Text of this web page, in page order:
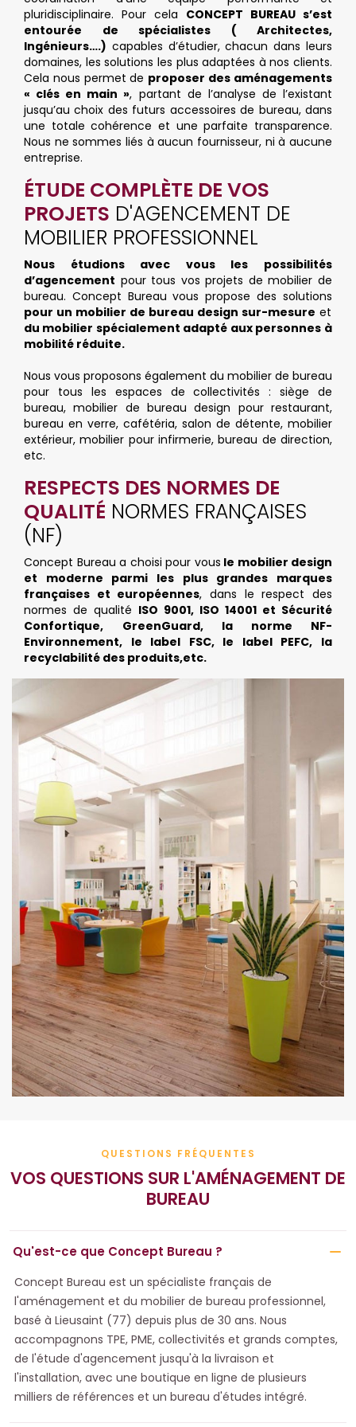
pluridisciplinaire. Pour cela CONCEPT BUREAU s’est
entourée de spécialistes ( Architectes,
Ingénieurs….) capables d’étudier, chacun dans leurs
domaines, les solutions les plus adaptées à nos clients.
Cela nous permet de proposer des aménagements
« clés en main », partant de l’analyse de l’existant
jusqu’au choix des futurs accessoires de bureau, dans
une totale cohérence et une parfaite transparence.
Nous ne sommes liés à aucun fournisseur, ni à aucune
entreprise.
ÉTUDE COMPLÈTE DE VOS
PROJETS D'AGENCEMENT DE
MOBILIER PROFESSIONNEL
Nous étudions avec vous les possibilités
d’agencement pour tous vos projets de mobilier de
bureau. Concept Bureau vous propose des solutions
pour un mobilier de bureau design sur-mesure et
du mobilier spécialement adapté aux personnes à
mobilité réduite.
Nous vous proposons également du mobilier de bureau
pour tous les espaces de collectivités : siège de
bureau, mobilier de bureau design pour restaurant,
bureau en verre, cafétéria, salon de détente, mobilier
extérieur, mobilier pour infirmerie, bureau de direction,
etc.
RESPECTS DES NORMES DE
QUALITÉ NORMES FRANÇAISES
(NF)
Concept Bureau a choisi pour vous le mobilier design
et moderne parmi les plus grandes marques
françaises et européennes, dans le respect des
normes de qualité ISO 9001, ISO 14001 et Sécurité
Confortique,
GreenGuard, la norme NF-
Environnement, le label FSC, le label PEFC, la
recyclabilité des produits,etc.
QUESTIONS FRÉQUENTES
VOS QUESTIONS SUR L'AMÉNAGEMENT DE
BUREAU
Qu'est-ce que Concept Bureau ?
Concept Bureau est un spécialiste français de
l'aménagement et du mobilier de bureau professionnel,
basé à Lieusaint (77) depuis plus de 30 ans. Nous
accompagnons TPE, PME, collectivités et grands comptes,
de l'étude d'agencement jusqu'à la livraison et
l'installation, avec une boutique en ligne de plusieurs
milliers de références et un bureau d'études intégré.